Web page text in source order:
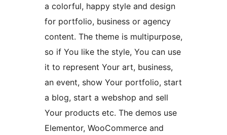
a colorful, happy style and design
for portfolio, business or agency
content. The theme is multipurpose,
so if You like the style, You can use
it to represent Your art, business,
an event, show Your portfolio, start
a blog, start a webshop and sell
Your products etc. The demos use
Elementor, WooCommerce and